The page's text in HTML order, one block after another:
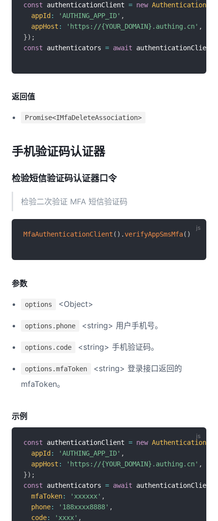
const authenticationClient = new
appId : 'AUTHING_APP_ID' ,
appHost : 'https://{YOUR_DOMAIN}.authing.cn' ,
}) ;
const authenticators = await authenticationClient
返回值
Promise<IMfaDeleteAssociation>
手机验证码认证器
检验短信验证码认证器口令
检验二次验证 MFA 短信验证码
MfaAuthenticationClient ( ) .verifyAppSmsMfa( )
参数
options <Object>
options.phone <string> 用户手机号。
options.code <string> 手机验证码。
options.mfaToken
<string> 登录接口返回的
mfaToken。
示例
const authenticationClient = new
appId : 'AUTHING_APP_ID' ,
appHost : 'https://{YOUR_DOMAIN}.authing.cn' ,
}) ;
const authenticators = await authenticationClient
mfaToken: 'xxxxxx' ,
phone: '188xxxx8888' ,
code: 'xxxx' ,